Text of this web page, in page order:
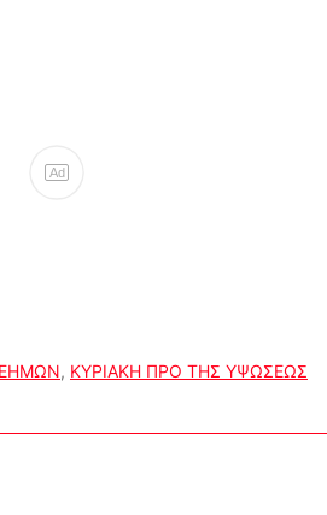
Ad
, ΚΥΡΙΑΚΗ ΠΡΟ ΤΗΣ ΥΨΩΣΕΩΣ